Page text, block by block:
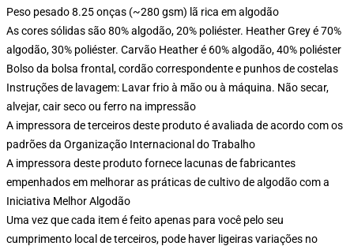
Peso pesado 8.25 onças (~280 gsm) lã rica em algodão
As cores sólidas são 80% algodão, 20% poliéster. Heather Grey é 70%
algodão, 30% poliéster. Carvão Heather é 60% algodão, 40% poliéster
Bolso da bolsa frontal, cordão correspondente e punhos de costelas
Instruções de lavagem: Lavar frio à mão ou à máquina. Não secar,
alvejar, cair seco ou ferro na impressão
A impressora de terceiros deste produto é avaliada de acordo com os
padrões da Organização Internacional do Trabalho
A impressora deste produto fornece lacunas de fabricantes
empenhados em melhorar as práticas de cultivo de algodão com a
Iniciativa Melhor Algodão
Uma vez que cada item é feito apenas para você pelo seu
cumprimento local de terceiros, pode haver ligeiras variações no